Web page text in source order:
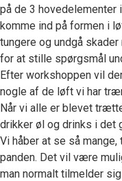
på de 3
komme ind på formen i
tungere og undgå
for at stille spørgsmål
Efter workshoppen vil
nogle af de løft vi har
Når vi alle er blevet
drikker øl og drinks i det
Vi håber at se så
panden. Det vil være
man normalt tilmelder